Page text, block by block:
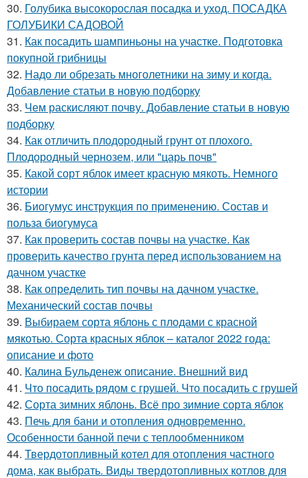
30. Голубика высокорослая посадка и уход. ПОСАДКА
ГОЛУБИКИ САДОВОЙ
31. Как посадить шампиньоны на участке. Подготовка
покупной грибницы
32. Надо ли обрезать многолетники на зиму и когда.
Добавление статьи в новую подборку
33. Чем раскисляют почву. Добавление статьи в новую
подборку
34. Как отличить плодородный грунт от плохого.
Плодородный чернозем, или "царь почв"
35. Какой сорт яблок имеет красную мякоть. Немного
истории
36. Биогумус инструкция по применению. Состав и
польза биогумуса
37. Как проверить состав почвы на участке. Как
проверить качество грунта перед использованием на
дачном участке
38. Как определить тип почвы на дачном участке.
Механический состав почвы
39. Выбираем сорта яблонь с плодами с красной
мякотью. Сорта красных яблок – каталог 2022 года:
описание и фото
40. Калина Бульденеж описание. Внешний вид
41. Что посадить рядом с грушей. Что посадить с грушей
42. Сорта зимних яблонь. Всё про зимние сорта яблок
43. Печь для бани и отопления одновременно.
Особенности банной печи с теплообменником
44. Твердотопливный котел для отопления частного
дома, как выбрать. Виды твердотопливных котлов для